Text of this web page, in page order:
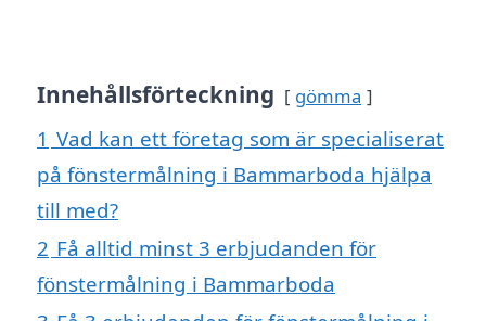
Innehållsförteckning gömma
1 Vad kan ett företag som är specialiserat
på fönstermålning i Bammarboda hjälpa
till med?
2 Få alltid minst 3 erbjudanden för
fönstermålning i Bammarboda